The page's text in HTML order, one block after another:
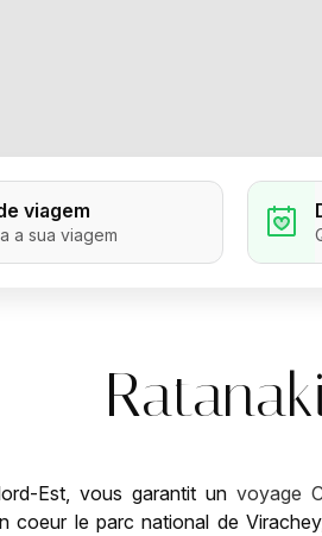
viagem
a sua viagem
Est, vous garantit un voyage
le parc national de